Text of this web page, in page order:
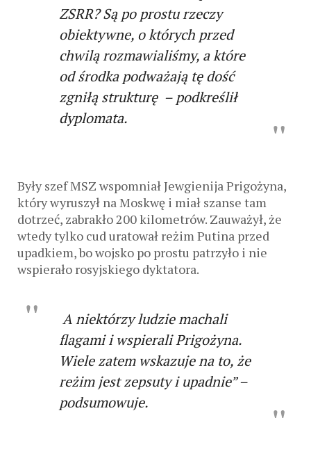
ZSRR? Są po prostu rzeczy
obiektywne, o których przed
chwilą rozmawialiśmy, a które
od środka podważają tę dość
zgniłą strukturę – podkreślił
dyplomata.
Były szef MSZ wspomniał Jewgienija Prigożyna,
który wyruszył na Moskwę i miał szanse tam
dotrzeć, zabrakło 200 kilometrów. Zauważył, że
wtedy tylko cud uratował reżim Putina przed
upadkiem, bo wojsko po prostu patrzyło i nie
wspierało rosyjskiego dyktatora.
A niektórzy ludzie machali
flagami i wspierali Prigożyna.
Wiele zatem wskazuje na to, że
reżim jest zepsuty i upadnie” –
podsumowuje.